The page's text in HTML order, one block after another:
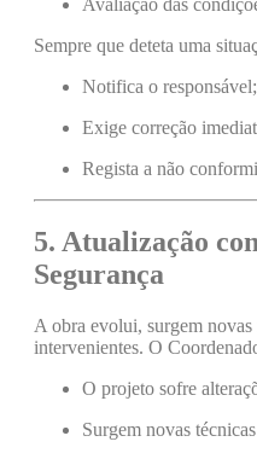
Avaliação das
Sempre que deteta uma
Notifica o responsável;
Exige correção
Regista a não
5. Atualização
Segurança
A obra evolui, surgem
intervenientes. O
O projeto sofre
Surgem novas